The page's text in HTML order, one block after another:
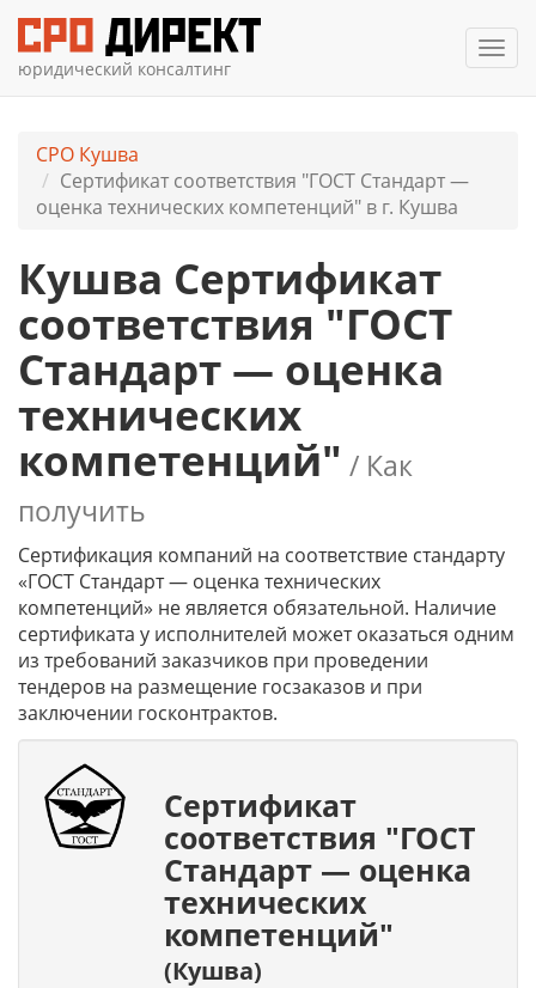
юридический консалтинг
СРО Кушва
Сертификат соответствия "ГОСТ Стандарт —
оценка технических компетенций" в г. Кушва
Кушва Сертификат
соответствия "ГОСТ
Стандарт — оценка
технических
компетенций" / Как
получить
Сертификация компаний на соответствие стандарту
«ГОСТ Стандарт — оценка технических
компетенций» не является обязательной. Наличие
сертификата у исполнителей может оказаться одним
из требований заказчиков при проведении
тендеров на размещение госзаказов и при
заключении госконтрактов.
Сертификат
соответствия "ГОСТ
Стандарт — оценка
технических
компетенций"
(Кушва)